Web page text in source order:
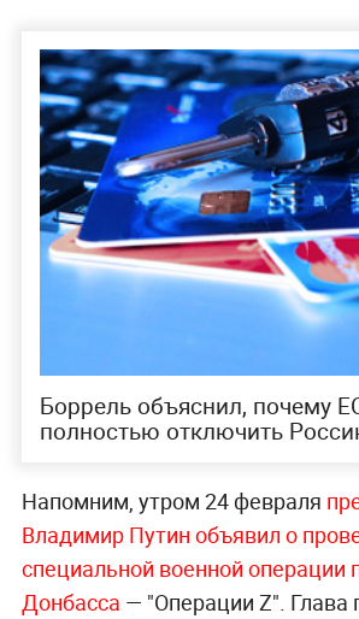
Боррель объяснил, почему
полностью отключить
Напомним, утром 24 февраля
Владимир Путин объявил о
специальной военной операции
Донбасса — "Операции Z". Глава